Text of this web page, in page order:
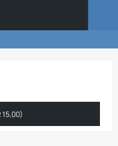
15,00)